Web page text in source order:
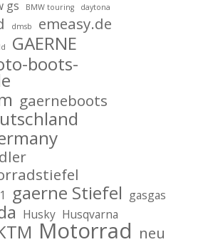
gs BMW touring daytona
dmsb emeasy.de
GAERNE
boots-
gaerneboots
gaerne Stiefel gasgas
Husky Husqvarna
Motorrad neu